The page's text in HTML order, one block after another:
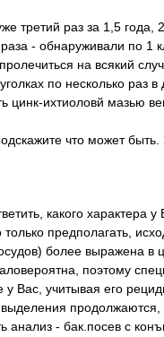
третий раз за 1,5
- обнаруживали по 1
на всякий
по несколько
цинк-ихтиоловй мазью
что может быть.
какого характера
предполагать,
более выражена в
поэтому
у Вас, учитывая его
продолжаются,
анализ - бак.посев с